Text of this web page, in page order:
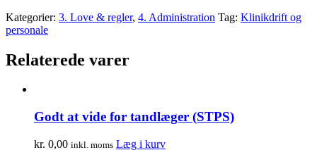
Kategorier: 3. Love & regler, 4. Administration Tag: Klinikdrift og
personale
Relaterede varer
Godt at vide for tandlæger (STPS)
kr. 0,00 inkl. moms Læg i kurv